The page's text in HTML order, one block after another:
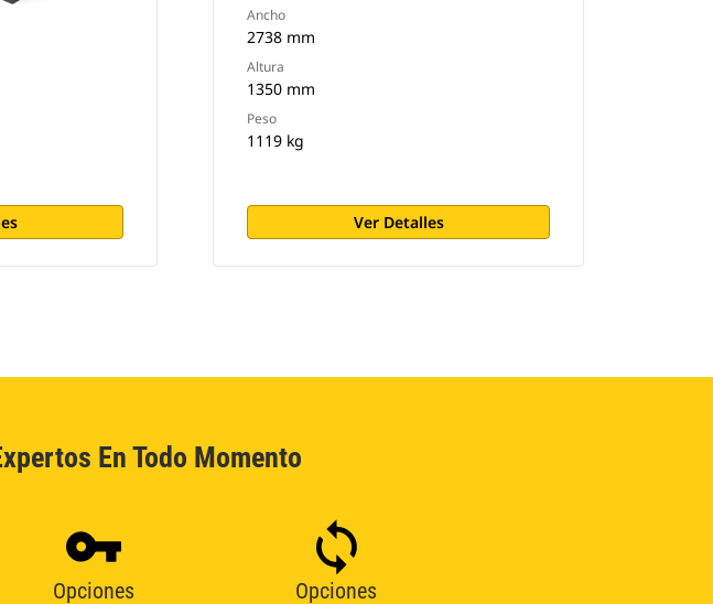
Ancho
2738 mm
Altura
1350 mm
Peso
1119 kg
Ver Detalles
En Todo Momento
Opciones
Opciones